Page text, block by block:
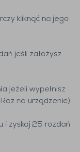
kliknąć na jego
jeśli założysz
jeżeli wypełnisz
na urządzenie)
i zyskaj 25 rozdań